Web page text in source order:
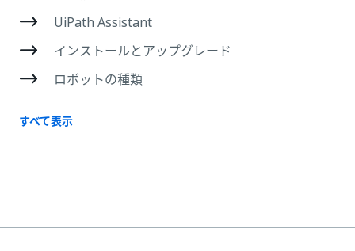
UiPath Assistant
インストールとアップグレード
ロボットの種類
すべて表示